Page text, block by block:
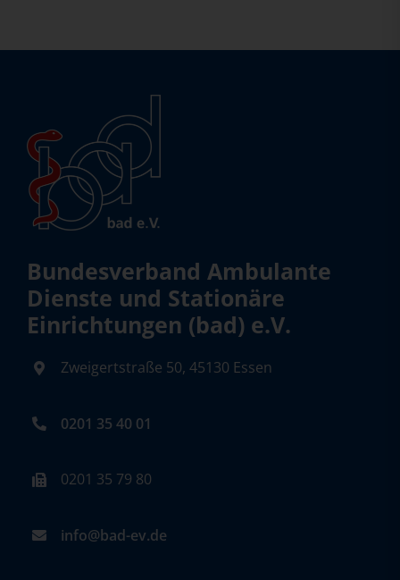
Bundesverband Ambulante
Dienste und Stationäre
Einrichtungen (bad) e.V.
Zweigertstraße 50, 45130 Essen
0201 35 40 01
0201 35 79 80
info@bad-ev.de